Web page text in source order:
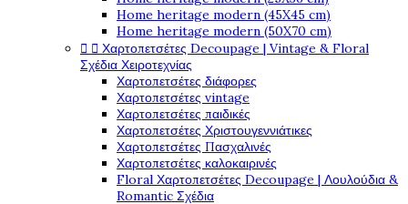
Home heritage modern (45X45 cm)
Home heritage modern (50X70 cm)
  Χαρτοπετσέτες Decoupage | Vintage & Floral
Σχέδια Χειροτεχνίας
Χαρτοπετσέτες διάφορες
Χαρτοπετσέτες vintage
Χαρτοπετσέτες παιδικές
Χαρτοπετσέτες Χριστουγεννιάτικες
Χαρτοπετσέτες Πασχαλινές
Χαρτοπετσέτες καλοκαιρινές
Floral Χαρτοπετσέτες Decoupage | Λουλούδια &
Romantic Σχέδια